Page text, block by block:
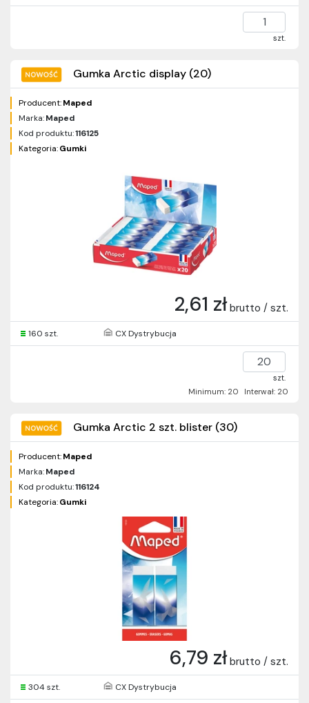
szt.
Gumka Arctic display (20)
Producent:Maped
Marka:Maped
Kod produktu:116125
Kategoria:Gumki
2,61 zł brutto / szt.
160 szt. CX Dystrybucja
szt.
Minimum: 20
Interwał: 20
Gumka Arctic 2 szt. blister (30)
Producent:Maped
Marka:Maped
Kod produktu:116124
Kategoria:Gumki
6,79 zł brutto / szt.
304 szt. CX Dystrybucja